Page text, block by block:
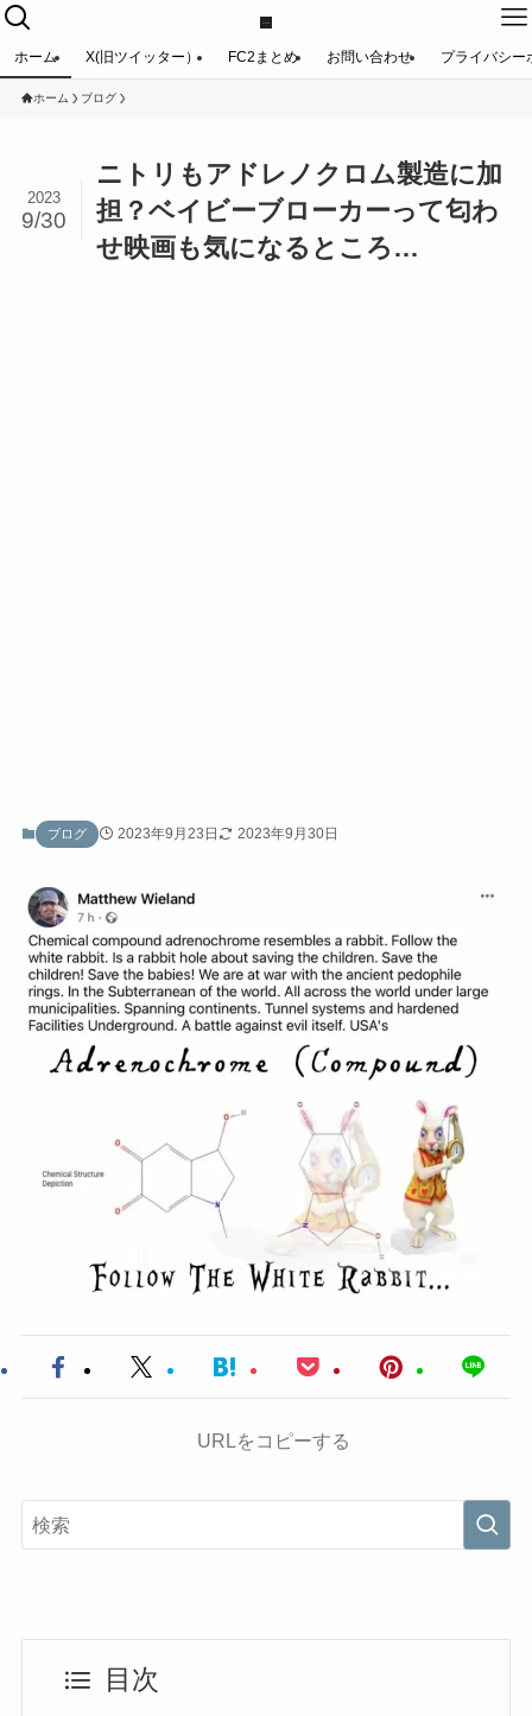
ホーム X(旧ツイッター） FC2まとめ お問い合わせ プライバシー
ホーム ブログ
ニトリもアドレノクロム製造に加
担？ベイビーブローカーって匂わ
せ映画も気になるところ…
2023
9/30
ブログ 2023年9月23日 2023年9月30日
URLをコピーする
目次